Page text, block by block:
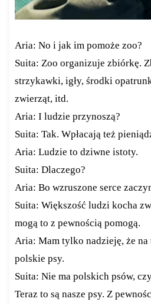
Aria: No i jak im pomoże zoo?
Suita: Zoo organizuje zbiórkę.
strzykawki, igły, środki
zwierząt, itd.
Aria: I ludzie przynoszą?
Suita: Tak. Wpłacają też
Aria: Ludzie to dziwne istoty.
Suita: Dlaczego?
Aria: Bo wzruszone serce
Suita: Większość ludzi kocha
mogą to z pewnością pomogą.
Aria: Mam tylko nadzieję, że
polskie psy.
Suita: Nie ma polskich psów,
Teraz to są nasze psy. Z